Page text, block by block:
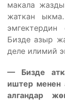
макала
жаткан
Бизде азыр
деле илимий
— Бизде
иштер менен
алгандар жө